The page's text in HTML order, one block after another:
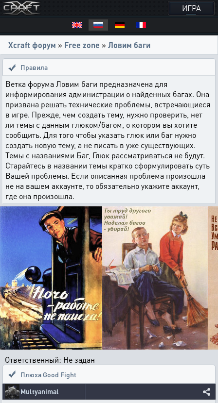
ИГРА
Xcraft форум » Free zone » Ловим баги
Правила
Ветка форума Ловим баги предназначена для
информирования администрации о найденных багах. Она
призвана решать технические проблемы, встречающиеся
в игре. Прежде, чем создать тему, нужно проверить, нет
ли темы с данным глюком/багом, о котором вы хотите
сообщить. Для того чтобы указать глюк или баг нужно
создать новую тему, а не писать в уже существующих.
Темы с названиями Баг, Глюк рассматриваться не будут.
Старайтесь в названии темы кратко сформулировать суть
Вашей проблемы. Если описанная проблема произошла
не на вашем аккаунте, то обязательно укажите аккаунт,
где она произошла.
Ответственный: Не задан
Плюха Good Fight
Multyanimal